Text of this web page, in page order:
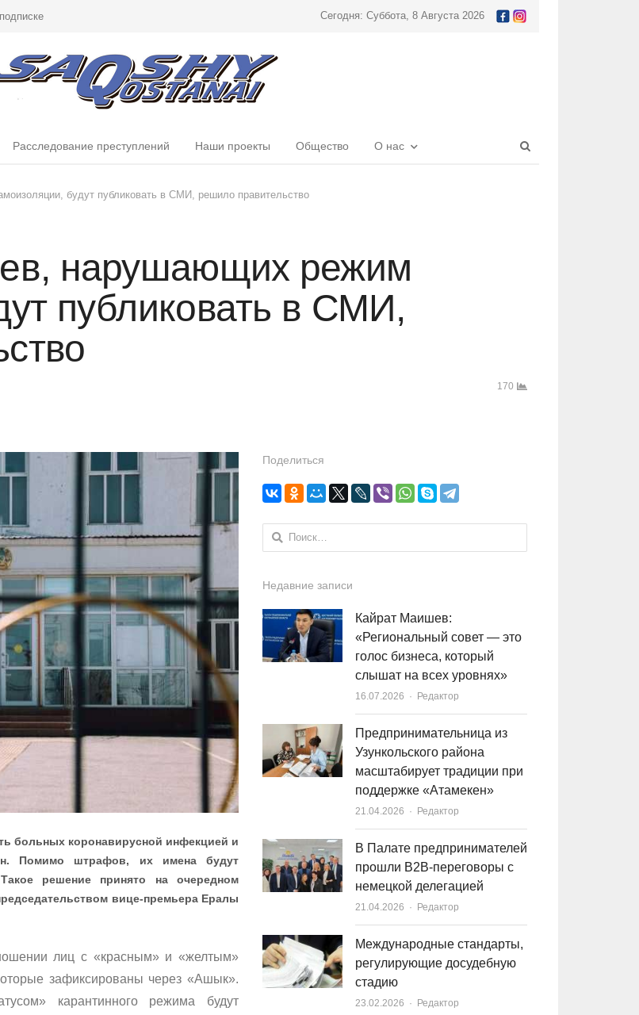
Сегодня: Суббота, 8 Августа 2026
Расследование преступлений Наши проекты Общество О нас
будут публиковать в СМИ, решило правительство
нарушающих режим
публиковать в СМИ,
170
больных коронавирусной инфекцией и
Помимо штрафов, их имена будут
решение принято на очередном
вице-премьера Ералы
лиц с «красным» и «желтым»
зафиксированы через «Ашык».
карантинного режима будут
Поделиться
Найти:
Недавние записи
Кайрат Маишев:
«Региональный совет — это
голос бизнеса, который
слышат на всех уровнях»
16.07.2026 Author
Редактор
Предпринимательница из
Узункольского района
масштабирует традиции при
поддержке «Атамекен»
21.04.2026 Author
Редактор
В Палате предпринимателей
прошли B2B-переговоры с
немецкой делегацией
21.04.2026 Author
Редактор
Международные стандарты,
регулирующие досудебную
стадию
23.02.2026 Author
Редактор